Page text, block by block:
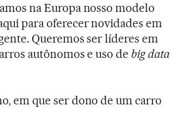
na Europa nosso modelo
para oferecer novidades em
Queremos ser líderes em
autônomos e uso de big data
em que ser dono de um carro